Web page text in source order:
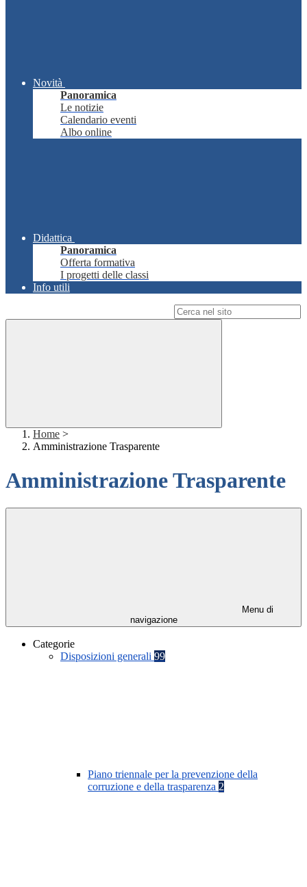
Novità
Panoramica
Le notizie
Calendario eventi
Albo online
Didattica
Panoramica
Offerta formativa
I progetti delle classi
Info utili
Home >
Amministrazione Trasparente
Amministrazione Trasparente
Menu di
navigazione
Categorie
Disposizioni generali 99
Piano triennale per la prevenzione della
corruzione e della trasparenza 2